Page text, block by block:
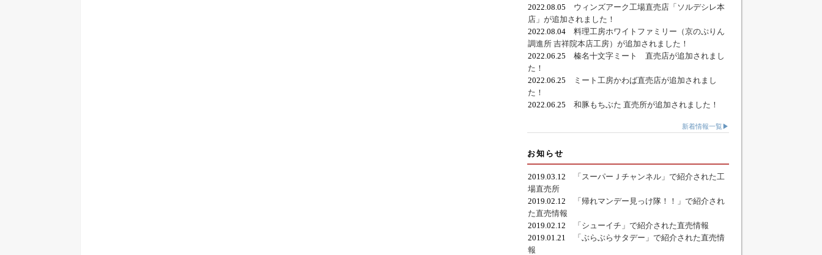
2022.08.05 ウィンズアーク工場直売店「ソルデシレ本
店」が追加されました！
2022.08.04 料理工房ホワイトファミリー（京のぷりん
調進所 吉祥院本店工房）が追加されました！
2022.06.25 榛名十文字ミート 直売店が追加されまし
た！
2022.06.25
ミート工房かわば直売店が追加されまし
た！
2022.06.25 和豚もちぶた 直売所が追加されました！
新着情報一覧▶
お知らせ
2019.03.12
「スーパーＪチャンネル」で紹介された工
場直売所
2019.02.12
「帰れマンデー見っけ隊！！」で紹介され
た直売情報
2019.02.12
「シューイチ」で紹介された直売情報
2019.01.21
「ぶらぶらサタデー」で紹介された直売情
報